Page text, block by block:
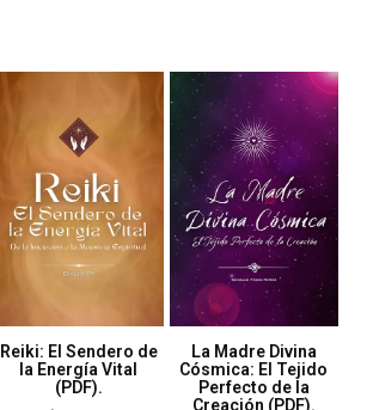
Reiki: El Sendero de
la Energía Vital
(PDF).
La Madre Divina
Cósmica: El Tejido
Perfecto de la
Creación (PDF).